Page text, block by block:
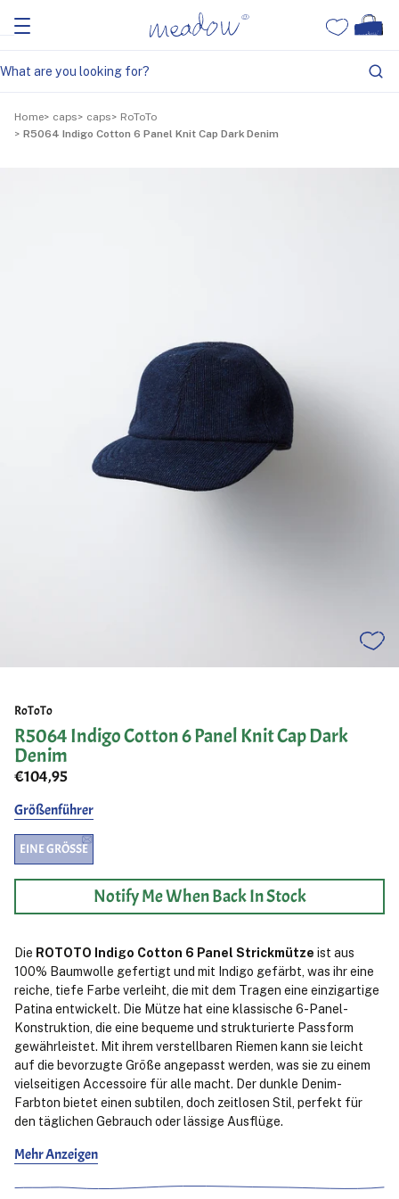
Home caps caps
RoToTo
R5064 Indigo Cotton 6 Panel Knit Cap Dark Denim
RoToTo
R5064 Indigo Cotton 6 Panel Knit Cap Dark
Denim
€104,95
Größenführer
EINE GRÖSSE
Notify Me When Back In Stock
Die ROTOTO Indigo Cotton 6 Panel Strickmütze ist aus
100% Baumwolle gefertigt und mit Indigo gefärbt, was ihr eine
reiche, tiefe Farbe verleiht, die mit dem Tragen eine einzigartige
Patina entwickelt. Die Mütze hat eine klassische 6-Panel-
Konstruktion, die eine bequeme und strukturierte Passform
gewährleistet. Mit ihrem verstellbaren Riemen kann sie leicht
auf die bevorzugte Größe angepasst werden, was sie zu einem
vielseitigen Accessoire für alle macht. Der dunkle Denim-
Farbton bietet einen subtilen, doch zeitlosen Stil, perfekt für
den täglichen Gebrauch oder lässige Ausflüge.
Diese Mütze vereint Stil und Funktion, entworfen, um sowohl
Baumwollgewebe sorgt dafür, dass sie auch bei wärmerem
Mehr Anzeigen